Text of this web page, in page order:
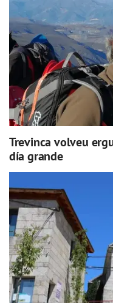
Trevinca volveu
día grande